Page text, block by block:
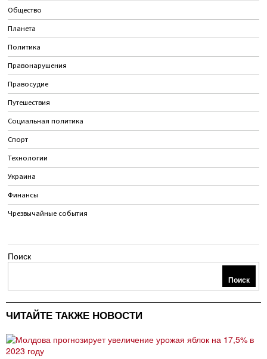
Общество
Планета
Политика
Правонарушения
Правосудие
Путешествия
Социальная политика
Спорт
Технологии
Украина
Финансы
Чрезвычайные события
Поиск
Поиск
ЧИТАЙТЕ ТАКЖЕ НОВОСТИ